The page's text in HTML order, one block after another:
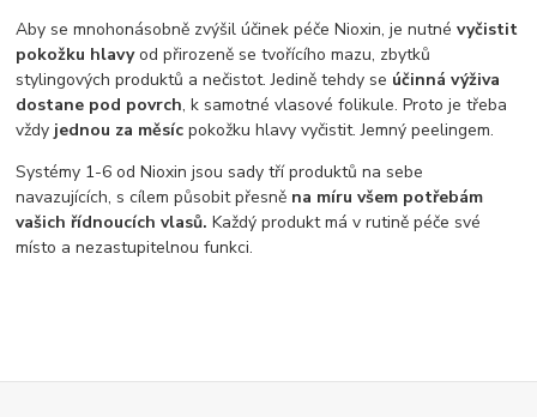
Aby se mnohonásobně zvýšil účinek péče Nioxin, je nutnévyčistit
pokožku hlavyod přirozeně se tvořícího mazu, zbytků
stylingových produktů a nečistot. Jedině tehdy se účinná výživa
dostane pod povrch, k samotné vlasové folikule. Proto je třeba
vždy jednou za měsíc pokožku hlavy vyčistit. Jemný peelingem.
Systémy 1-6 od Nioxin jsou sady tří produktů na sebe
navazujících, s cílem působit přesně na míru všem potřebám
vašich řídnoucích vlasů. Každý produkt má v rutině péče své
místo a nezastupitelnou funkci.